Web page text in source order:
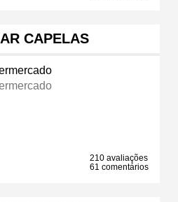
CAPELAS
210 avaliações
61 comentários